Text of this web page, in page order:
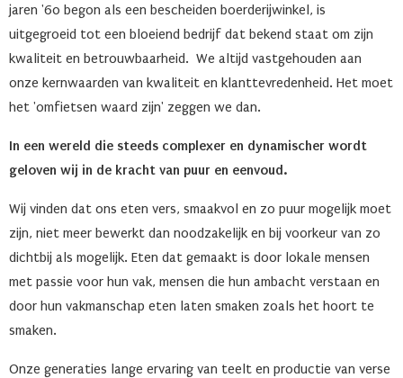
jaren '60 begon als een bescheiden boerderijwinkel, is
uitgegroeid tot een bloeiend bedrijf dat bekend staat om zijn
kwaliteit en betrouwbaarheid. We altijd vastgehouden aan
onze kernwaarden van kwaliteit en klanttevredenheid. Het moet
het 'omfietsen waard zijn' zeggen we dan.
In een wereld die steeds complexer en dynamischer wordt
geloven wij in de kracht van puur en eenvoud.
Wij vinden dat ons eten vers, smaakvol en zo puur mogelijk moet
zijn, niet meer bewerkt dan noodzakelijk en bij voorkeur van zo
dichtbij als mogelijk. Eten dat gemaakt is door lokale mensen
met passie voor hun vak, mensen die hun ambacht verstaan en
door hun vakmanschap eten laten smaken zoals het hoort te
smaken.
Onze generaties lange ervaring van teelt en productie van verse